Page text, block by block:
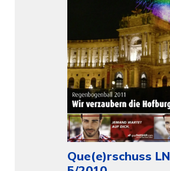
Que(e)rschuss LN